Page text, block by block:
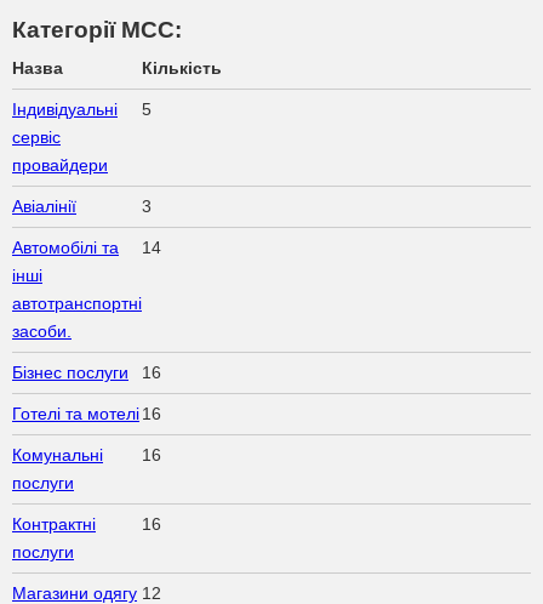
Категорії МСС:
Назва Кількість
Індивідуальні
сервіс
провайдери
5
Авіалінії 3
Автомобілі та
інші
автотранспортні
засоби.
14
Бізнес послуги 16
Готелі та мотелі16
Комунальні
послуги
16
Контрактні
послуги
16
Магазини одягу 12